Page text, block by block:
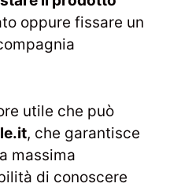
oppure fissare un
utile che può
, che garantisce
massima
di conoscere